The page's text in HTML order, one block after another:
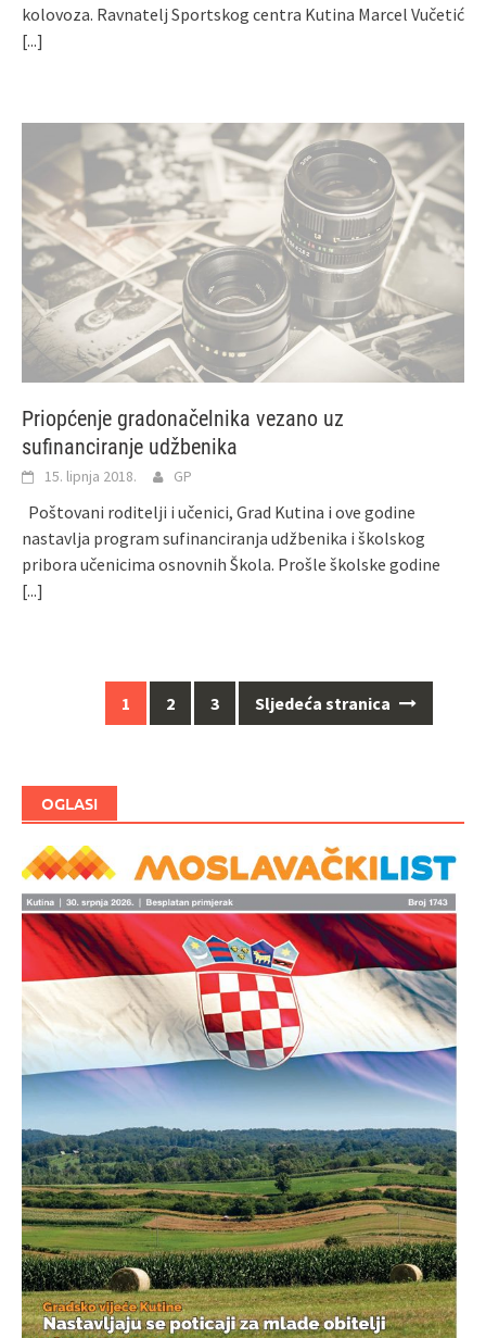
kolovoza. Ravnatelj Sportskog centra Kutina Marcel Vučetić
[...]
Priopćenje gradonačelnika vezano uz
sufinanciranje udžbenika
15. lipnja 2018. GP
Poštovani roditelji i učenici, Grad Kutina i ove godine
nastavlja program sufinanciranja udžbenika i školskog
pribora učenicima osnovnih Škola. Prošle školske godine
[...]
Navigacija
1 2 3 Sljedeća stranica
OGLASI